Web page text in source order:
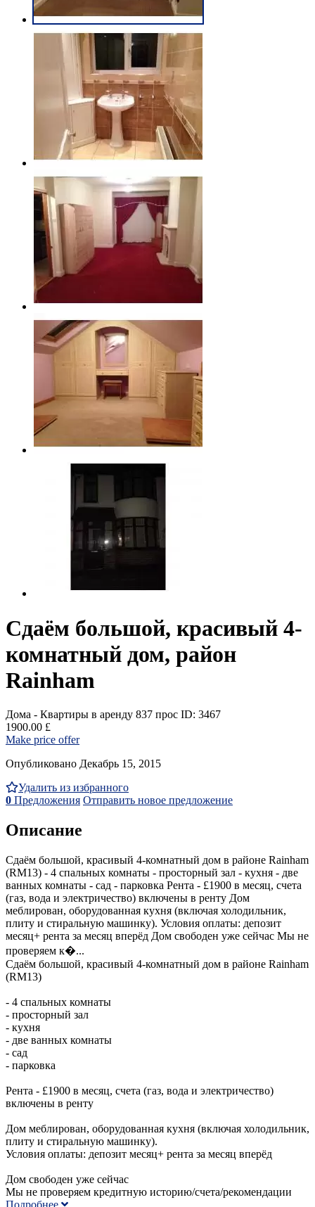
Сдаём большой, красивый 4-
комнатный дом, район
Rainham
Дома - Квартиры в аренду 837 прос ID: 3467
1900.00 £
Make price offer
Опубликовано Декабрь 15, 2015
Удалить из избранного
0 Предложения Отправить новое предложение
Описание
Сдаём большой, красивый 4-комнатный дом в районе Rainham
(RM13) - 4 спальных комнаты - просторный зал - кухня - две
ванных комнаты - сад - парковка Рента - £1900 в месяц, счета
(газ, вода и электричество) включены в ренту Дом
меблирован, оборудованная кухня (включая холодильник,
плиту и стиральную машинку). Условия оплаты: депозит
месяц+ рента за месяц вперёд Дом свободен уже сейчас Мы не
проверяем к�...
Сдаём большой, красивый 4-комнатный дом в районе Rainham
(RM13)
- 4 спальных комнаты
- просторный зал
- кухня
- две ванных комнаты
- сад
- парковка
Рента - £1900 в месяц, счета (газ, вода и электричество)
включены в ренту
Дом меблирован, оборудованная кухня (включая холодильник,
плиту и стиральную машинку).
Условия оплаты: депозит месяц+ рента за месяц вперёд
Дом свободен уже сейчас
Мы не проверяем кредитную историю/счета/рекомендации
Подробнее